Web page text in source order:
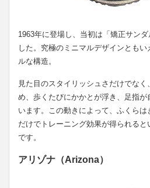
1963年に登場し、当初は「矯正サン
した。究極のミニマルデザインとも
ルな構造。
見た目のスタイリッシュさだけでな
め、歩くたびにかかとが浮き、足指
います。この動きによって、ふくらは
だけでトレーニング効果が得られる
です。
アリゾナ（Arizona）